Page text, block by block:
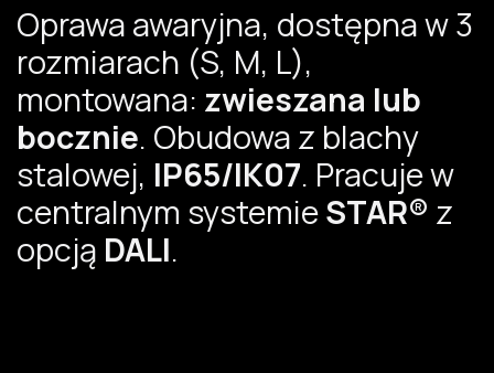
Oprawa awaryjna, dostępna w 3
rozmiarach (S, M, L),
montowana: zwieszana lub
bocznie. Obudowa z blachy
stalowej, IP65/IK07. Pracuje w
centralnym systemieSTAR® z
opcją DALI.